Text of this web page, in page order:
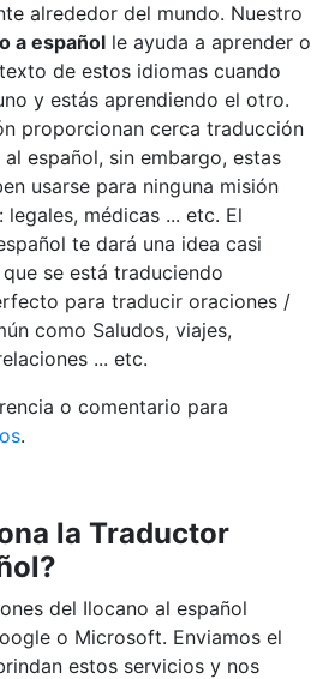
alrededor del mundo. Nuestro
a españolle ayuda a aprender o
de estos idiomas cuando
y estás aprendiendo el otro.
proporcionan cerca traducción
español, sin embargo, estas
usarse para ninguna misión
médicas ... etc. El
te dará una idea casi
se está traduciendo
para traducir oraciones /
como Saludos, viajes,
... etc.
o comentario para
.
la Traductor
del Ilocano al español
o Microsoft. Enviamos el
estos servicios y nos